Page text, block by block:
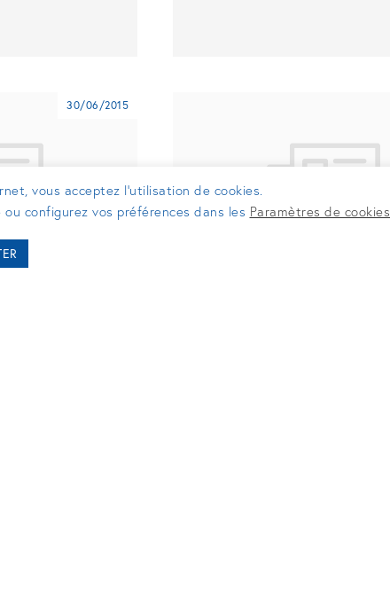
30/06/2015
vous acceptez l’utilisation de cookies.
configurez vos préférences dans les Paramètres de cookies